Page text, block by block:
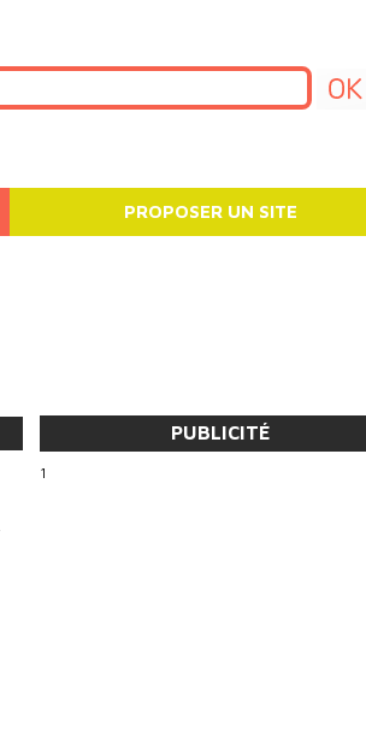
PROPOSER UN SITE
PUBLICITÉ
1